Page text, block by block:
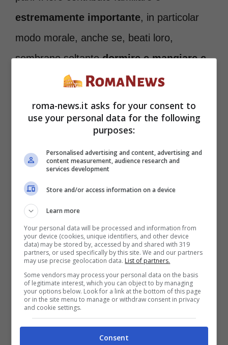
estremamente importante, in particolar
modo morale, anche se, beati loro,
sembrano soltantodormire e mangiare e
campare di rendita. Tante persone sole in
un amico a quattro zampe e non solo.
Raddoppia il bonus per gli animali domestici- roma-news.it
Oltre aicani e gatti, nella sfera degli
animali da accudimento domestico
roma-news.it asks for your consent to
use your personal data for the following
purposes:
Personalised advertising and content, advertising and
content measurement, audience research and
services development
Store and/or access information on a device
Learn more
Your personal data will be processed and information from
your device (cookies, unique identifiers, and other device
data) may be stored by, accessed by and shared with 319
partners, or used specifically by this site. We and our partners
may use precise geolocation data. List of partners.
Some vendors may process your personal data on the basis
of legitimate interest, which you can object to by managing
your options below. Look for a link at the bottom of this page
or in the site menu to manage or withdraw consent in privacy
and cookie settings.
Consent